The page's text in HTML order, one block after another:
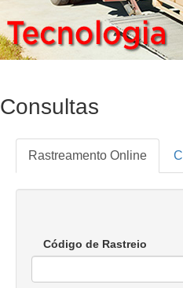
Consultas
Rastreamento Online
Código de Rastreio